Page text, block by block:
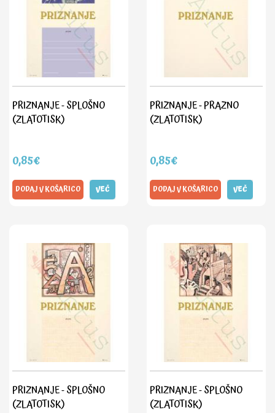
PRIZNANJE - SPLOŠNO
(ZLATOTISK)
0,85€
DODAJ V KOŠARICO VEČ
PRIZNANJE - PRAZNO
(ZLATOTISK)
0,85€
DODAJ V KOŠARICO VEČ
PRIZNANJE - SPLOŠNO
(ZLATOTISK)
PRIZNANJE - SPLOŠNO
(ZLATOTISK)